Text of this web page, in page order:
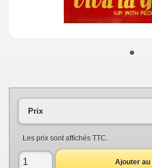
•
Prix
Les prix sont affichés TTC.
Ajouter au